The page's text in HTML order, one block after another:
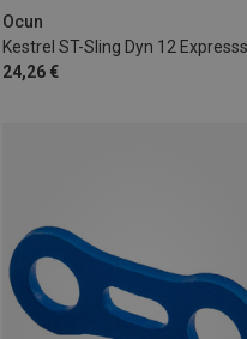
Ocun
Kestrel ST-Sling Dyn 12
24,26 €